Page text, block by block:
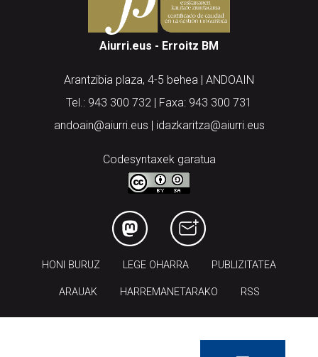
Aiurri.eus - Erroitz BM
Arantzibia plaza, 4-5 behea | ANDOAIN
Tel.: 943 300 732 | Faxa: 943 300 731
andoain@aiurri.eus | idazkaritza@aiurri.eus
Codesyntaxek garatua
LEGE OHARRA
ARAUAK HARREMANETARAKO RSS